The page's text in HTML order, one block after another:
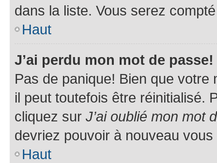
dans la liste. Vous serez
Haut
J’ai perdu mon mot de passe!
Pas de panique! Bien que
il peut toutefois être réinitialisé.
cliquez sur J’ai oublié mon mot
devriez pouvoir à nouveau
Haut